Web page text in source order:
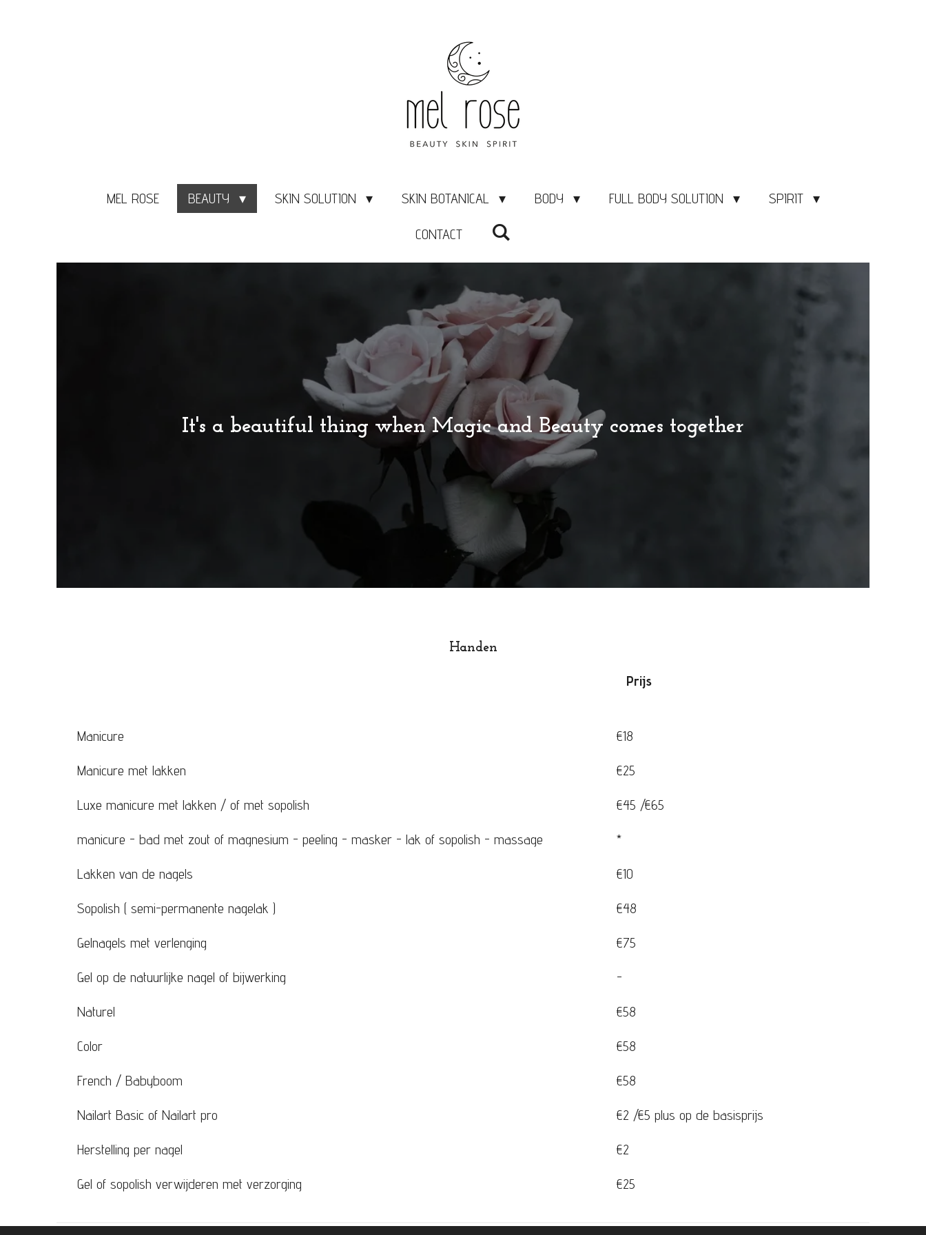
MEL ROSE BEAUTY SKIN SOLUTION SKIN BOTANICAL BODY FULL BODY SOLUTION SPIRIT
CONTACT
It's a beautiful thing when Magic and Beauty comes together
Handen
Prijs
Manicure €18
Manicure met lakken €25
Luxe manicure met lakken / of met sopolish €45 /€65
manicure - bad met zout of magnesium - peeling - masker - lak of sopolish - massage *
Lakken van de nagels €10
Sopolish ( semi-permanente nagelak ) €48
Gelnagels met verlenging €75
Gel op de natuurlijke nagel of bijwerking -
Naturel €58
Color €58
French / Babyboom €58
Nailart Basic of Nailart pro €2 /€5 plus op de basisprijs
Herstelling per nagel €2
Gel of sopolish verwijderen met verzorging €25